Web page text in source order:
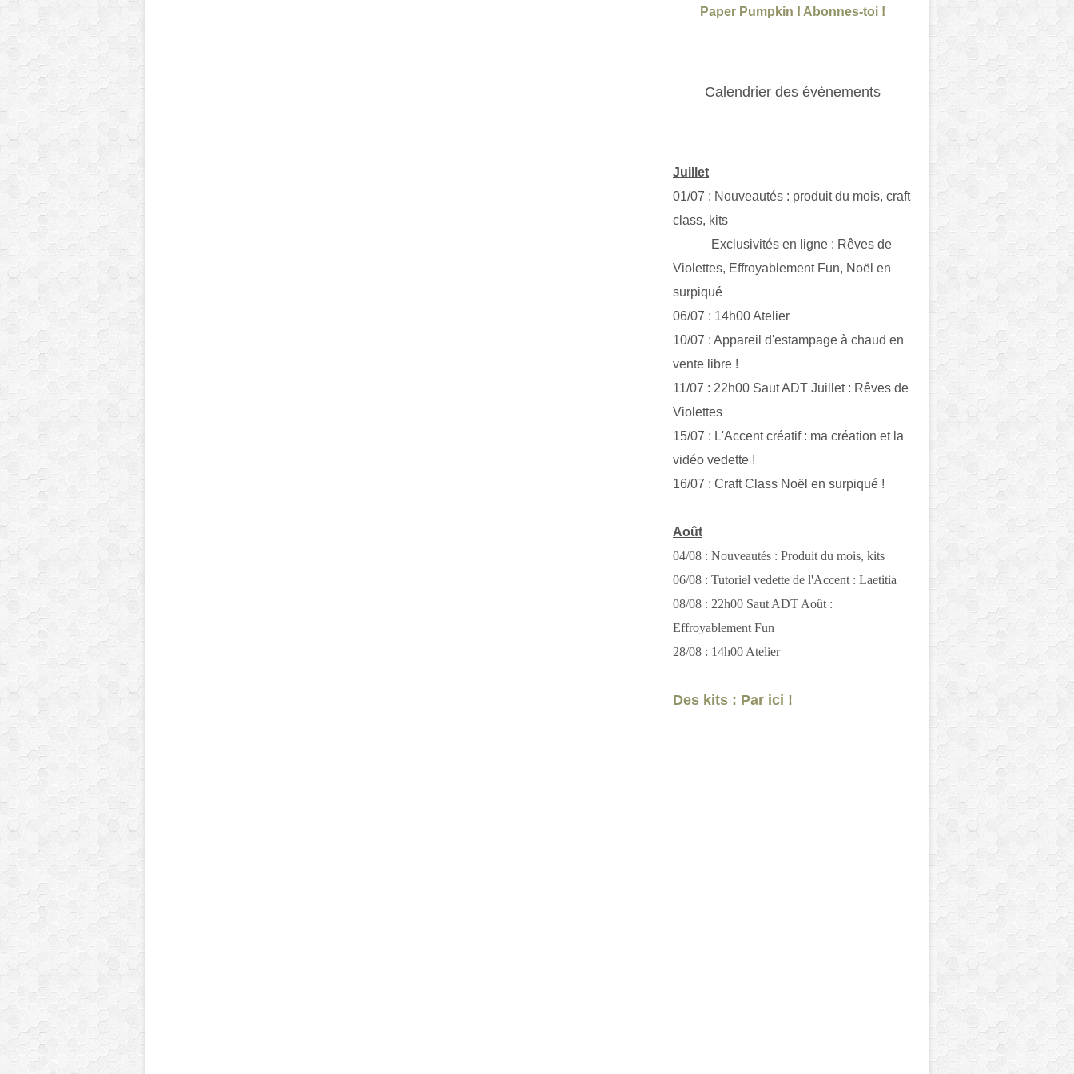
Paper Pumpkin ! Abonnes-toi !
Calendrier des évènements
Juillet
01/07 : Nouveautés : produit du mois, craft
class, kits
Exclusivités en ligne : Rêves de
Violettes, Effroyablement Fun, Noël en
surpiqué
06/07 : 14h00 Atelier
10/07 : Appareil d'estampage à chaud en
vente libre !
11/07 : 22h00 Saut ADT Juillet : Rêves de
Violettes
15/07 : L'Accent créatif : ma création et la
vidéo vedette !
16/07 : Craft Class Noël en surpiqué !
Août
04/08 : Nouveautés : Produit du mois, kits
06/08 : Tutoriel vedette de l'Accent : Laetitia
08/08 : 22h00 Saut ADT Août :
Effroyablement Fun
28/08 : 14h00 Atelier
Des kits : Par ici !